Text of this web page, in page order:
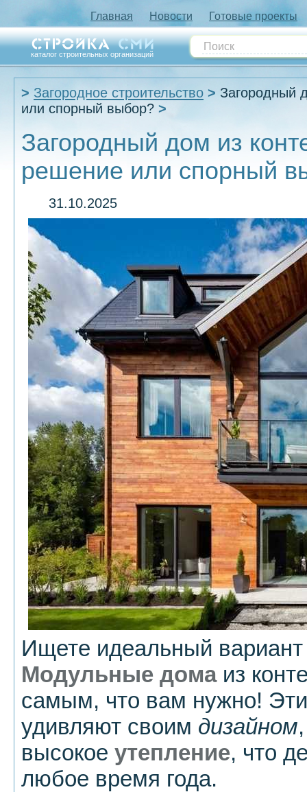
Главная Новости Готовые проекты
каталог строительных организаций
Загородное строительство
Загородный
или спорный выбор?
Загородный дом из
решение или спорный
31.10.2025
Ищете идеальный вариант
Модульные домаиз
самым, что вам нужно! Эти
удивляют своим дизайном
высокое утепление, что
любое время года.